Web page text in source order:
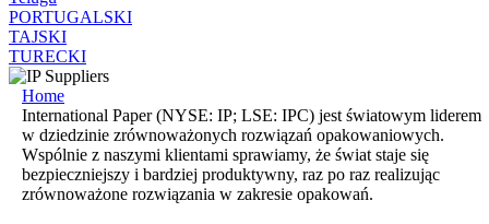
PORTUGALSKI
TAJSKI
TURECKI
Home
International Paper (NYSE: IP; LSE: IPC) jest światowym liderem
w dziedzinie zrównoważonych rozwiązań opakowaniowych.
Wspólnie z naszymi klientami sprawiamy, że świat staje się
bezpieczniejszy i bardziej produktywny, raz po raz realizując
zrównoważone rozwiązania w zakresie opakowań.